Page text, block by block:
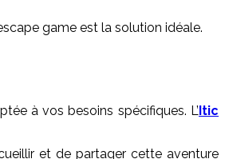
game est la solution idéale.
à vos besoins spécifiques. L’ Itic
et de partager cette aventure